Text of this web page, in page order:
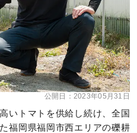
公開日： 2023年05月31日
いトマトを供給し続け、全国
福岡県福岡市西エリアの礫耕